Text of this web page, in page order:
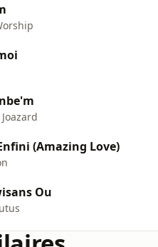
(Amazing Love)
Ou